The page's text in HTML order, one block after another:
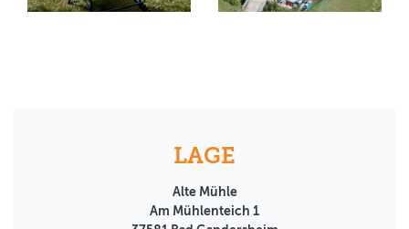
LAGE
Alte Mühle
Am Mühlenteich 1